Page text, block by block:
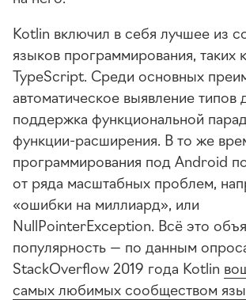
Kotlin включил в себя лучшее из
языков программирования, таких
TypeScript. Среди основных
автоматическое выявление типов
поддержка функциональной
функции-расширения. В то же
программирования под Android
от ряда масштабных проблем,
«ошибки на миллиард», или
NullPointerException. Всё это
популярность — по данным
StackOverflow 2019 года Kotlin
самых любимых сообществом